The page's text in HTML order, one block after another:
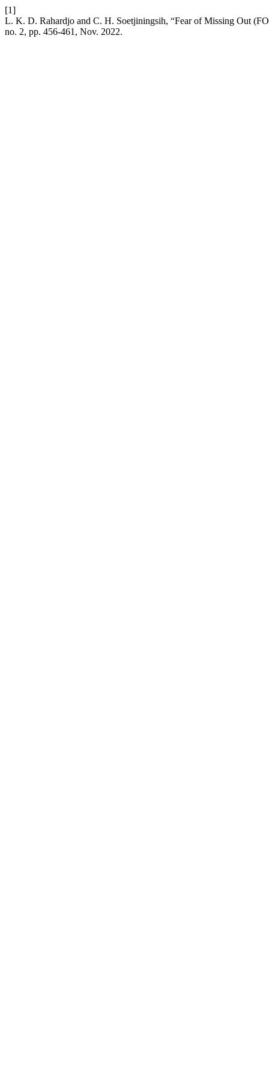
[1]
L. K. D. Rahardjo and C. H. Soetjiningsih, “Fear of Missing Out
no. 2, pp. 456-461, Nov. 2022.